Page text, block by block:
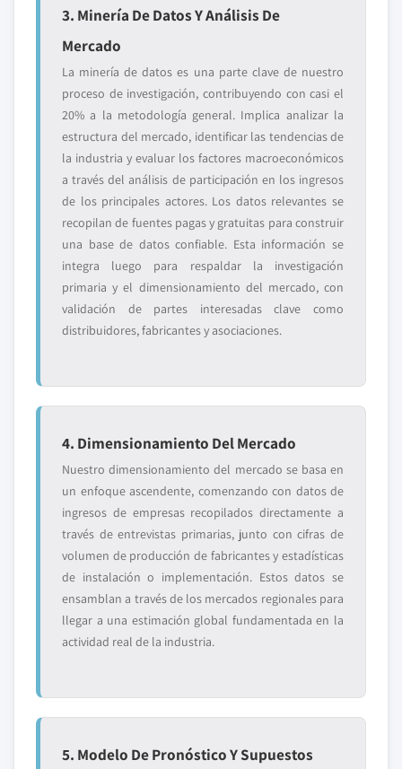
3. Minería De Datos Y Análisis De
Mercado
La minería de datos es una parte clave de nuestro
proceso de investigación, contribuyendo con casi el
20% a la metodología general. Implica analizar la
estructura del mercado, identificar las tendencias de
la industria y evaluar los factores macroeconómicos
a través del análisis de participación en los ingresos
de los principales actores. Los datos relevantes se
recopilan de fuentes pagas y gratuitas para construir
una base de datos confiable. Esta información se
integra luego para respaldar la investigación
primaria y el dimensionamiento del mercado, con
validación de partes interesadas clave como
distribuidores, fabricantes y asociaciones.
4. Dimensionamiento Del Mercado
Nuestro dimensionamiento del mercado se basa en
un enfoque ascendente, comenzando con datos de
ingresos de empresas recopilados directamente a
través de entrevistas primarias, junto con cifras de
volumen de producción de fabricantes y estadísticas
de instalación o implementación. Estos datos se
ensamblan a través de los mercados regionales para
llegar a una estimación global fundamentada en la
actividad real de la industria.
5. Modelo De Pronóstico Y Supuestos